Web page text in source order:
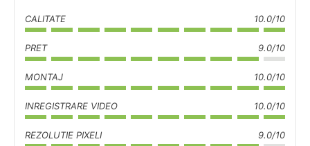
CALITATE 10.0/10
PRET 9.0/10
MONTAJ 10.0/10
INREGISTRARE VIDEO 10.0/10
REZOLUTIE PIXELI 9.0/10